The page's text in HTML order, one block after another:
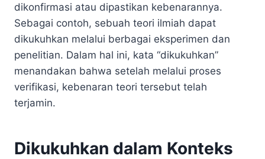
dikonfirmasi atau dipastikan kebenarannya.
Sebagai contoh, sebuah teori ilmiah dapat
dikukuhkan melalui berbagai eksperimen dan
penelitian. Dalam hal ini, kata “dikukuhkan”
menandakan bahwa setelah melalui proses
verifikasi, kebenaran teori tersebut telah
terjamin.
Dikukuhkan dalam Konteks